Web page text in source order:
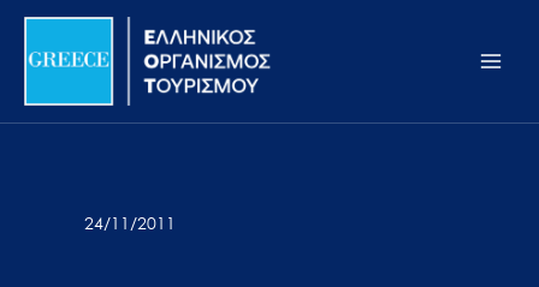
Σημείωση:
ιστότοπος
προσβασιμότητας.
Μετάβαση
περιεχόμενο
24/11/2011